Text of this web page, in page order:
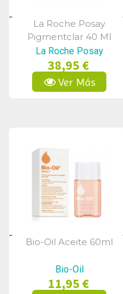
Vista Rápida
La Roche Posay
Pigmentclar 40 Ml
La Roche Posay
38,95 €
Ver Más
Vista Rápida
Bio-Oil Aceite 60ml
Bio-Oil
11,95 €